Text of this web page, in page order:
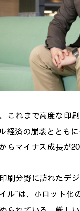
これまで高度な印
経済の崩壊ととも
らマイナス成長が
刷分野に訪れたデ
ル”は、小ロット